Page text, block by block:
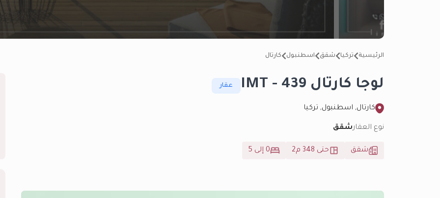
الرئيسية تركيا شقق اسطنبول كارتال
لوجا كارتال 439 - IMT عقار
كارتال, اسطنبول, تركيا
نوع العقارشقق
شقق حتى 348 م2 0 إلى 5